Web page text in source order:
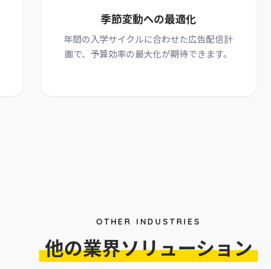
季節変動への最適化
年間の入学サイクルに合わせた広告配信計
画で、予算効率の最大化が期待できます。
OTHER INDUSTRIES
他の業界ソリューション